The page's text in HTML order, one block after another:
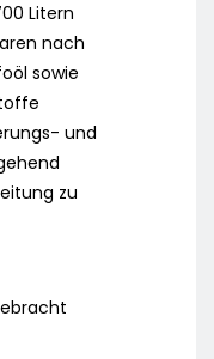
Litern
nach
sowie
und
zu